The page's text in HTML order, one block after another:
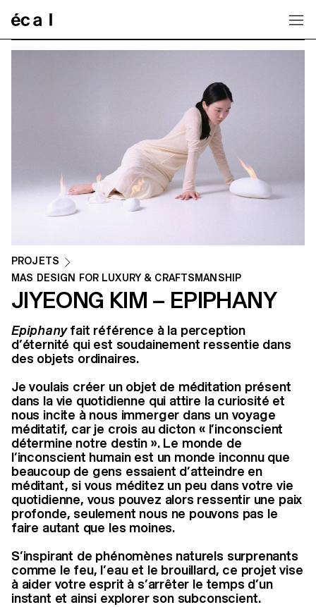
PROJETS
MAS DESIGN FOR LUXURY & CRAFTSMANSHIP
JIYEONG KIM – EPIPHANY
Epiphanyfait référence à la perception
d’éternité qui est soudainement ressentie dans
des objets ordinaires.
Je voulais créer un objet de méditation présent
dans la vie quotidienne qui attire la curiosité et
nous incite à nous immerger dans un voyage
méditatif, car je crois au dicton « l’inconscient
détermine notre destin ». Le monde de
l’inconscient humain est un monde inconnu que
beaucoup de gens essaient d’atteindre en
méditant, si vous méditez un peu dans votre vie
quotidienne, vous pouvez alors ressentir une paix
profonde, seulement nous ne pouvons pas le
faire autant que les moines.
S’inspirant de phénomènes naturels surprenants
comme le feu, l’eau et le brouillard, ce projet vise
à aider votre esprit à s’arrêter le temps d’un
instant et ainsi explorer son subconscient.